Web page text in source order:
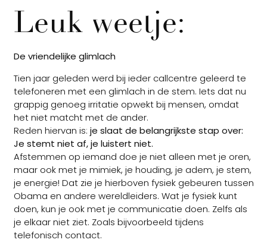
Leuk weetje:
De vriendelijke glimlach
Tien jaar geleden werd bij ieder callcentre geleerd te
telefoneren met een glimlach in de stem. Iets dat nu
grappig genoeg irritatie opwekt bij mensen, omdat
het niet matcht met de ander.
Reden hiervan is: je slaat de belangrijkste stap over:
Je stemt niet af, je luistert niet.
Afstemmen op iemand doe je niet alleen met je oren,
maar ook met je mimiek, je houding, je adem, je stem,
je energie! Dat zie je hierboven fysiek gebeuren tussen
Obama en andere wereldleiders. Wat je fysiek kunt
doen, kun je ook met je communicatie doen. Zelfs als
je elkaar niet ziet. Zoals bijvoorbeeld tijdens
telefonisch contact.